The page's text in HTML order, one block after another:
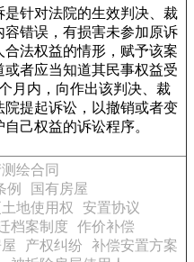
是针对法院的生效判决、裁
容错误，有损害未参加原诉
合法权益的情形，赋予该案
或者应当知道其民事权益受
月内，向作出该判决、裁
院提起诉讼，以撤销或者变
己权益的诉讼程序。
绘合同
例
国有房屋
地使用权
安置协议
档案制度
作价补偿
产权纠纷
补偿安置方案